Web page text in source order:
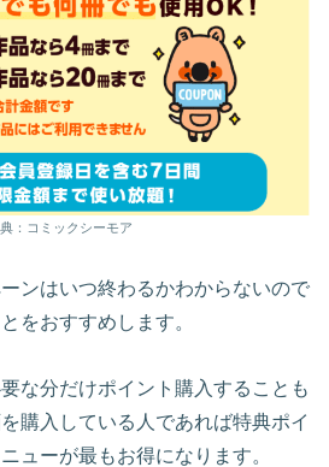
：コミックシーモア
ンはいつ終わるかわからないので
をおすすめします。
な分だけポイント購入することも
購入している人であれば特典ポイ
ューが最もお得になります。